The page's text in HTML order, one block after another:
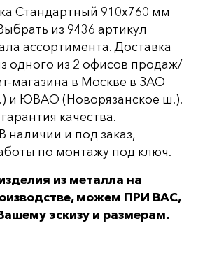
Стандартный 910х760 мм
из 9436 артикул
ассортимента. Доставка
одного из 2 офисов продаж/
магазина в Москве в ЗАО
и ЮВАО (Новорязанское ш.).
качества.
наличии и под заказ,
по монтажу под ключ.
из металла на
можем ПРИ ВАС,
эскизу и размерам.